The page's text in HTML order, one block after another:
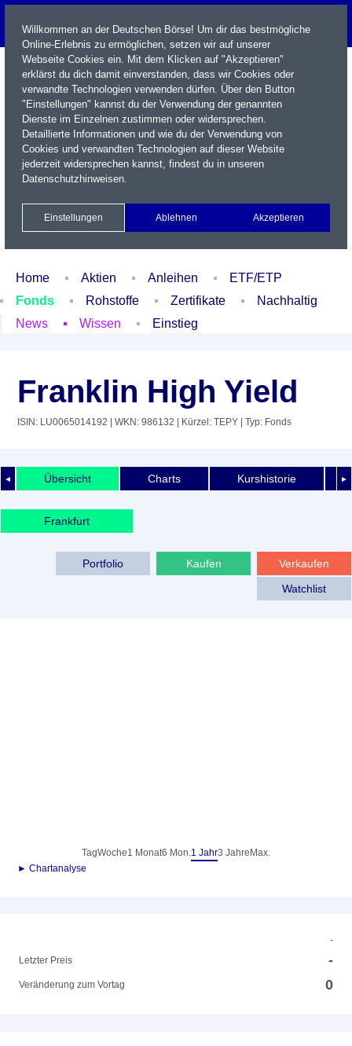
Name / WKN / ISIN / Kürzel
Xetra Realtime
Watchlist Portfolio Login
Home Aktien Anleihen
ETF/ETP
Fonds
Rohstoffe Zertifikate
Nachhaltig
News
Wissen Einstieg
Franklin High Yield
ISIN: LU0065014192 | WKN: 986132 | Kürzel: TEPY | Typ: Fonds
◄ ►
Übersicht Charts Kurshistorie
Frankfurt
Verkaufen
Kaufen
Portfolio
Watchlist
TagWoche1 Monat6 Mon.1 Jahr3 Jahre Max.
► Chartanalyse
-
Letzter Preis
-
Veränderung zum Vortag 0
Willkommen an der Deutschen Börse! Um dir das bestmögliche
Online-Erlebnis zu ermöglichen, setzen wir auf unserer
Webseite Cookies ein. Mit dem Klicken auf "Akzeptieren"
erklärst du dich damit einverstanden, dass wir Cookies oder
verwandte Technologien verwenden dürfen. Über den Button
"Einstellungen" kannst du der Verwendung der genannten
Dienste im Einzelnen zustimmen oder widersprechen.
Detaillierte Informationen und wie du der Verwendung von
Cookies und verwandten Technologien auf dieser Website
jederzeit widersprechen kannst, findest du in unseren
Datenschutzhinweisen.
Einstellungen Ablehnen Akzeptieren